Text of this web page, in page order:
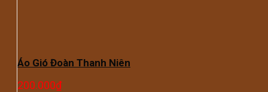
Áo Gió Đoàn Thanh Niên
200.000₫